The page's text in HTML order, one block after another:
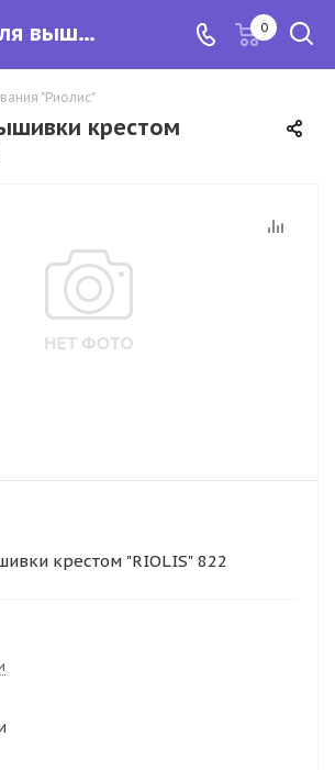
Набор для вышивки крестом "RIOLIS" 822 0
"Риолис"
крестом
крестом "RIOLIS" 822